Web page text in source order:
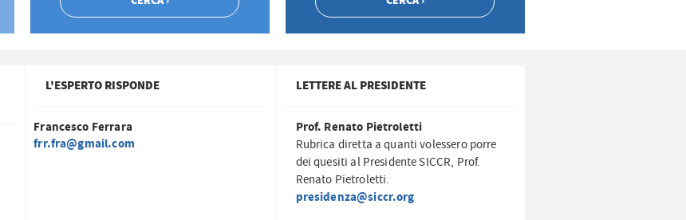
L'ESPERTO RISPONDE
Francesco Ferrara
frr.fra@gmail.com
LETTERE AL PRESIDENTE
Prof. Renato Pietroletti
Rubrica diretta a quanti volessero porre
dei quesiti al Presidente SICCR, Prof.
Renato Pietroletti.
presidenza@siccr.org